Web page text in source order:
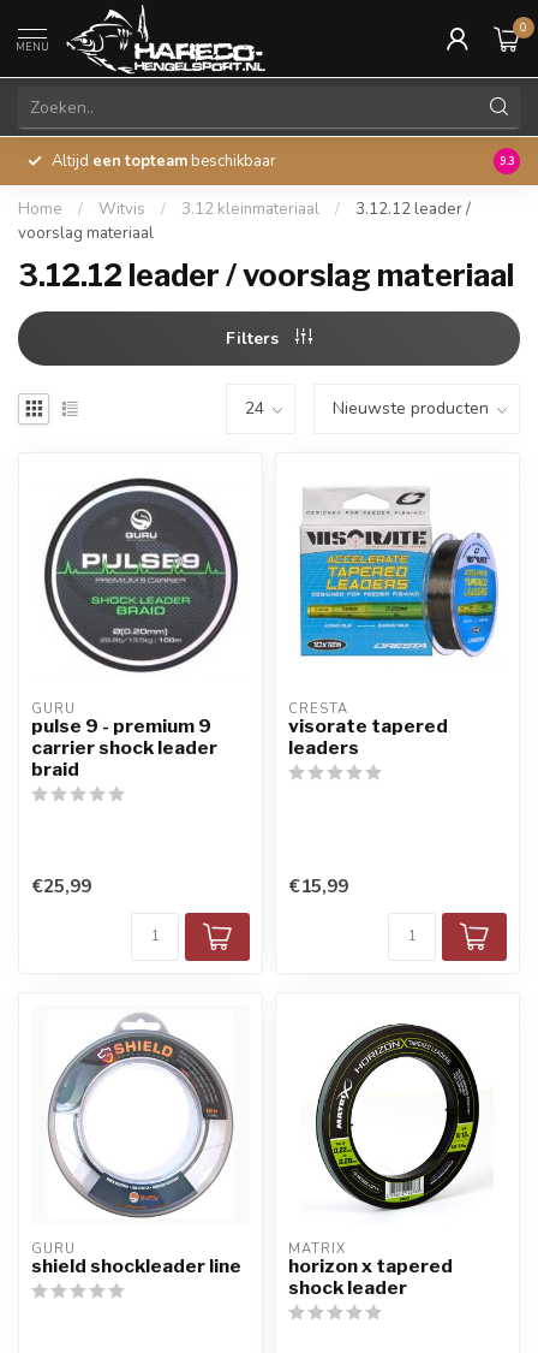
MENU
0
Altijd een topteam beschikbaar 45
9.3
Home / Witvis / 3.12 kleinmateriaal /
3.12.12 leader /
voorslag materiaal
3.12.12 leader / voorslag materiaal
Filters
GURU
pulse 9 - premium 9
carrier shock leader
braid
€25,99
CRESTA
visorate tapered
leaders
€15,99
GURU
shield shockleader line
MATRIX
horizon x tapered
shock leader